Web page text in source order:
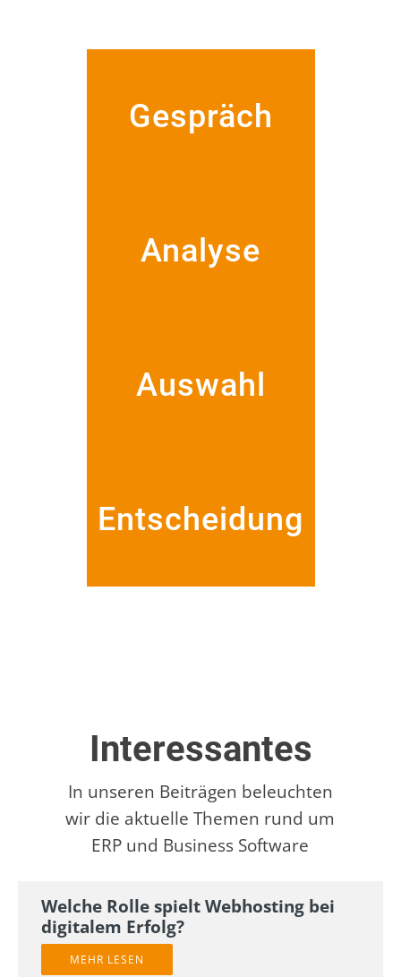
Gespräch
Analyse
Auswahl
Entscheidung
Interessantes
In unseren Beiträgen beleuchten
wir die aktuelle Themen rund um
ERP und Business Software
Welche Rolle spielt Webhosting bei
digitalem Erfolg?
MEHR LESEN